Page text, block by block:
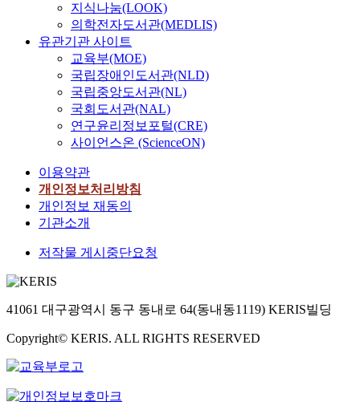
지식나눔(LOOK)
의학전자도서관(MEDLIS)
유관기관 사이트
교육부(MOE)
국립장애인도서관(NLD)
국립중앙도서관(NL)
국회도서관(NAL)
연구윤리정보포털(CRE)
사이언스온 (ScienceON)
이용약관
개인정보처리방침
개인정보 재동의
기관소개
저작물 게시중단요청
41061 대구광역시 동구 동내로 64(동내동1119) KERIS빌딩
Copyright© KERIS. ALL RIGHTS RESERVED